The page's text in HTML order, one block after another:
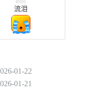
流泪
01-22
01-21